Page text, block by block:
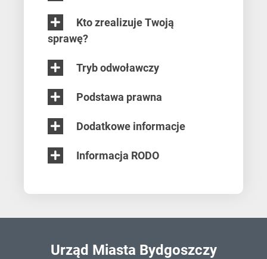
sprawę?
Tryb odwoławczy
Podstawa prawna
Dodatkowe informacje
Informacja RODO
Urząd Miasta Bydgoszczy